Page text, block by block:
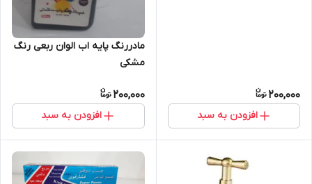
200,000
افزودن به سبد
مادررنگ پایه اب الوان ربعی رنگ
مشکی
200,000
افزودن به سبد